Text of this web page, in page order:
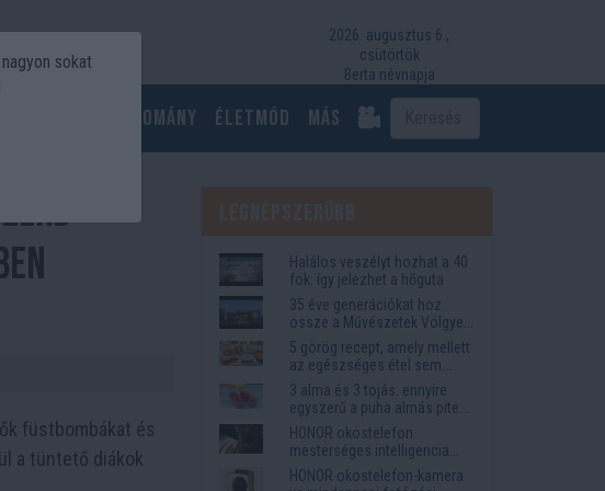
2026. augusztus 6.,
csütörtök
Berta névnapja
Tudomány Életmód más
füstbombákat és
a tüntető diákok
Halálos veszélyt hozhat a 40
fok: így jelezhet a hőguta
35 éve generációkat hoz
össze a Művészetek Völgye
– megvan a 2027-es időpont
és a bérletár
5 görög recept, amely mellett
az egészséges étel sem
tűnik lemondásnak
3 alma és 3 tojás: ennyire
egyszerű a puha almás pite
titka
HONOR okostelefon
mesterséges intelligencia
funkciók, amelyek
megkönnyítik az életet
HONOR okostelefon-kamera
sokat